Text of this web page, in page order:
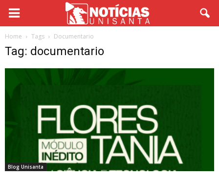
Home Tags Documentario
Tag: documentario
Blog Unisanta